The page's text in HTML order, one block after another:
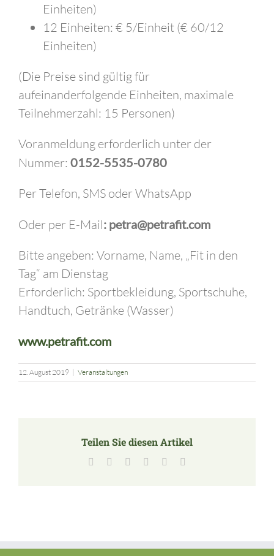
Einheiten)
12 Einheiten: € 5/Einheit (€ 60/12
Einheiten)
(Die Preise sind gültig für
aufeinanderfolgende Einheiten, maximale
Teilnehmerzahl: 15 Personen)
Voranmeldung erforderlich unter der
Nummer: 0152-5535-0780
Per Telefon, SMS oder WhatsApp
Oder per E-Mail: petra@petrafit.com
Bitte angeben: Vorname, Name, „Fit in den
Tag“ am Dienstag
Erforderlich: Sportbekleidung, Sportschuhe,
Handtuch, Getränke (Wasser)
www.petrafit.com
12. August 2019 | Veranstaltungen
Teilen Sie diesen Artikel
Facebook LinkedIn
TumblrPinterest